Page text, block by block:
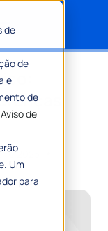
de
de
e
de
Aviso de
Um
para
2025